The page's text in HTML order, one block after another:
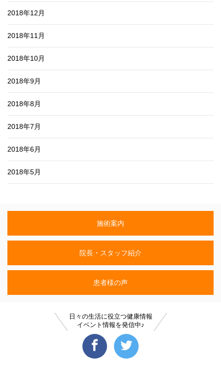
2018年12月
2018年11月
2018年10月
2018年9月
2018年8月
2018年7月
2018年6月
2018年5月
施術案内
院長・スタッフ紹介
患者様の声
日々の生活に役立つ健康情報
イベント情報を発信中♪